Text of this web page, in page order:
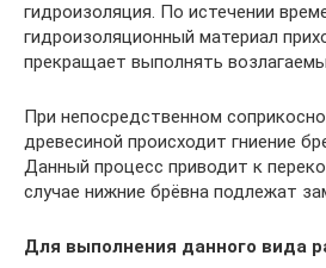
гидроизоляция. По истечении
гидроизоляционный материал
прекращает выполнять
При непосредственном
древесиной происходит гниение
Данный процесс приводит к
случае нижние брёвна подлежат
Для выполнения данного вида